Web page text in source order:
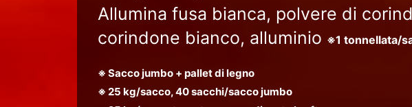
Allumina fusa bianca, polvere di
corindone bianco, alluminio ※1 tonnellata/
※ Sacco jumbo + pallet di legno
※ 25 kg/sacco, 40 sacchi/sacco jumbo